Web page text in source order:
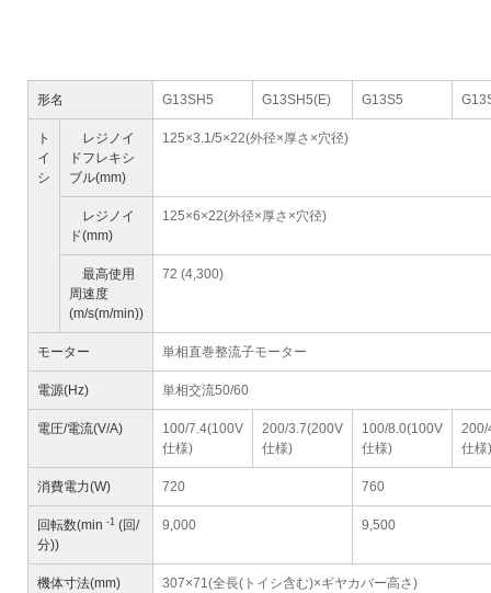
形名 G13SH5 G13SH5(E) G13S5
ト
イ
シ
レジノイ
ドフレキシ
ブル(mm)
125×3.1/5×22(外径×厚さ×穴径)
レジノイ
ド(mm)
125×6×22(外径×厚さ×穴径)
最高使用
周速度
(m/s(m/min))
72 (4,300)
モーター 単相直巻整流子モーター
電源(Hz) 単相交流50/60
電圧/電流(V/A)
100/7.4(100V
仕様)
200/3.7(200V
仕様)
100/8.0(100V
仕様)
200/
仕様)
消費電力(W) 720 760
回転数(min -1 (回/
分))
9,000 9,500
機体寸法(mm) 307×71(全長(トイシ含む)×ギヤカバー高さ)